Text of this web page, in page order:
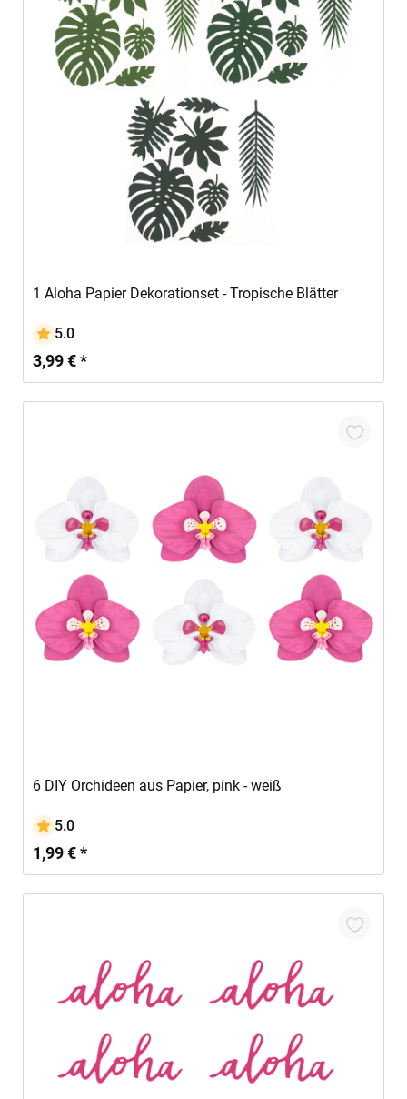
In den Warenkorb
1 Aloha Papier Dekorationset - Tropische Blätter
5.0
3,99 € *
6 DIY Orchideen aus Papier, pink - weiß
5.0
1,99 € *